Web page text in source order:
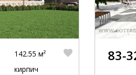
142.55 м²
кирпич
83-